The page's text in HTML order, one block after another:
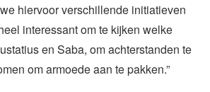
hiervoorverschillende initiatieven
interessant om te kijken welke
en Saba, om achterstanden te
om armoede aan te pakken.”